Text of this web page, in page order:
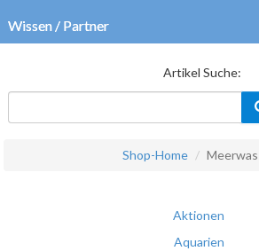
Wissen / Partner
Artikel Suche:
Shop-Home
Aktionen
Aquarien